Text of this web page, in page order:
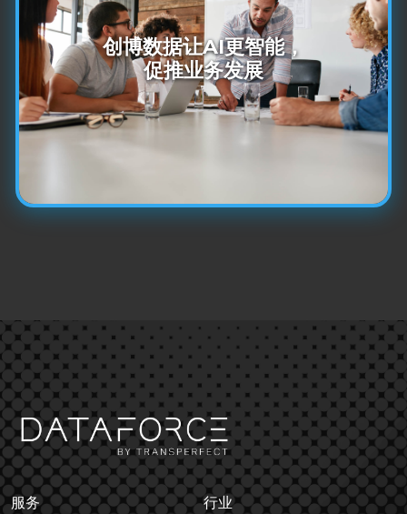
创博数据让AI更智能，
促推业务发展
让创博数据为您服务，高效定制AI驱动
型用户体验
了解更多
服务
行业